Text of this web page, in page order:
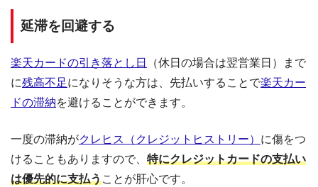
延滞を回避する
楽天カードの引き落とし日
（休日の場合は翌営業日）まで
に残高不足になりそうな方は、先払いすることで楽天カー
ドの滞納を避けることができます。
一度の滞納がクレヒス（クレジットヒストリー） に傷をつ
けることもありますので、 特にクレジットカードの支払い
は優先的に支払うことが肝心です。